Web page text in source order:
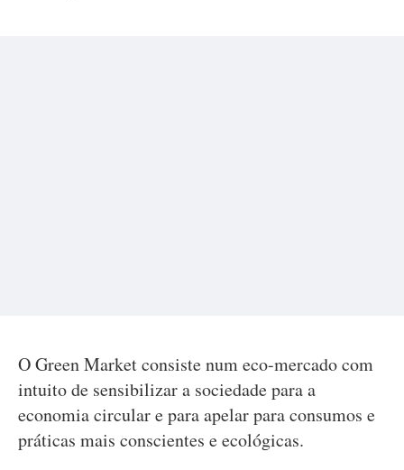
O Green Market consiste num eco-mercado com
intuito de sensibilizar a sociedade para a
economia circular e para apelar para consumos e
práticas mais conscientes e ecológicas.